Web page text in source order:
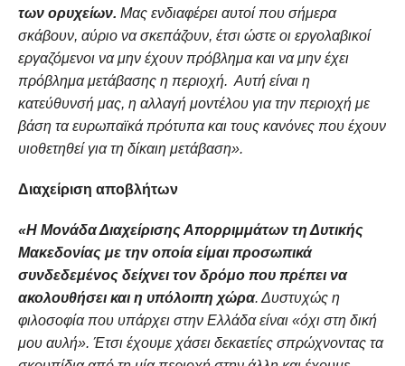
των ορυχείων. Μας ενδιαφέρει αυτοί που σήμερα
σκάβουν, αύριο να σκεπάζουν, έτσι ώστε οι εργολαβικοί
εργαζόμενοι να μην έχουν πρόβλημα και να μην έχει
πρόβλημα μετάβασης η περιοχή. Αυτή είναι η
κατεύθυνσή μας, η αλλαγή μοντέλου για την περιοχή με
βάση τα ευρωπαϊκά πρότυπα και τους κανόνες που έχουν
υιοθετηθεί για τη δίκαιη μετάβαση».
Διαχείριση αποβλήτων
«Η Μονάδα Διαχείρισης Απορριμμάτων τη Δυτικής
Μακεδονίας με την οποία είμαι προσωπικά
συνδεδεμένος δείχνει τον δρόμο που πρέπει να
ακολουθήσει και η υπόλοιπη χώρα. Δυστυχώς η
φιλοσοφία που υπάρχει στην Ελλάδα είναι «όχι στη δική
μου αυλή». Έτσι έχουμε χάσει δεκαετίες σπρώχνοντας τα